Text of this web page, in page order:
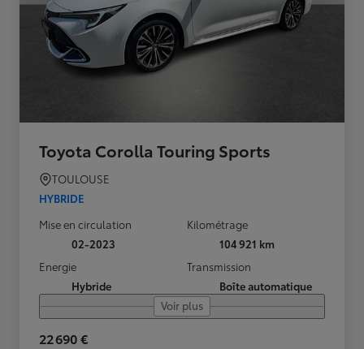
Toyota Corolla Touring Sports
TOULOUSE
HYBRIDE
Mise en circulation
02-2023
Kilométrage
104 921 km
Energie
Hybride
Transmission
Boîte automatique
Voir plus
22 690 €